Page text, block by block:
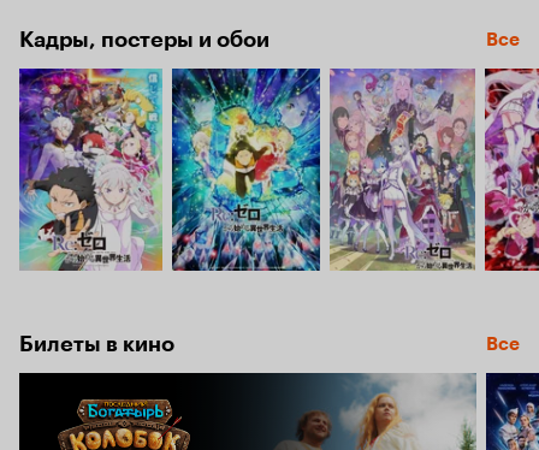
Кадры, постеры и обои Все
Билеты в кино Все